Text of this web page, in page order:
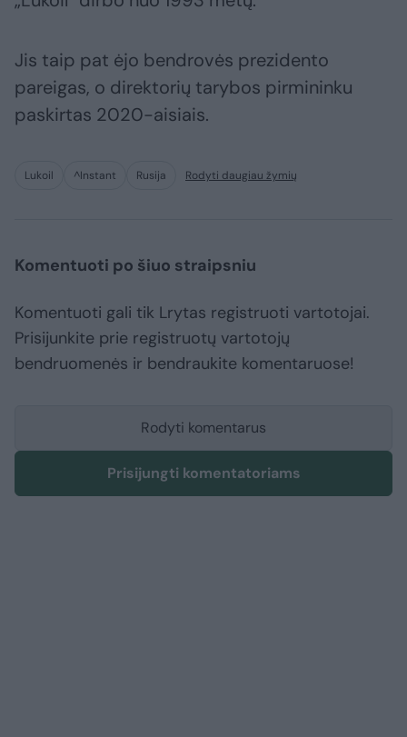
Jis taip pat ėjo bendrovės prezidento
pareigas, o direktorių tarybos pirmininku
paskirtas 2020-aisiais.
Lukoil ^Instant Rusija Rodyti daugiau žymių
Komentuoti po šiuo straipsniu
Komentuoti gali tik Lrytas registruoti vartotojai.
Prisijunkite prie registruotų vartotojų
bendruomenės ir bendraukite komentaruose!
Rodyti komentarus
Prisijungti komentatoriams